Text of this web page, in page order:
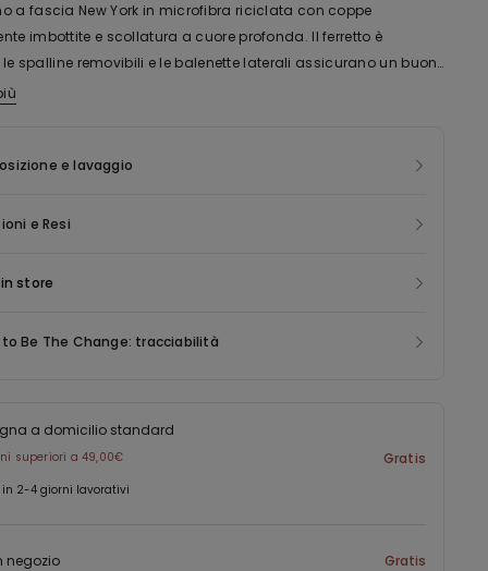
a fascia New York in microfibra riciclata con coppe
imbottite e scollatura a cuore profonda. Il ferretto è
le spalline removibili e le balenette laterali assicurano un buon
Il girotorace dispone di un triplo gancetto a quattro larghezze
1AC231.
contiene nylon riciclato Econyl ®, rigenerato a partire da
caratteristiche del nylon originale, ma può essere riciclato e
e lavaggio
e Resi
store
Be The Change: tracciabilità
a domicilio standard
superiori a 49,00€ Gratis
in 2-4 giorni lavorativi
negozio Gratis